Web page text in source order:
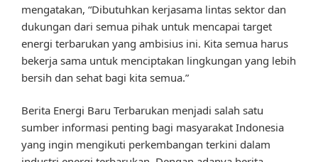
mengatakan, “Dibutuhkan kerjasama lintas sektor dan
dukungan dari semua pihak untuk mencapai target
energi terbarukan yang ambisius ini. Kita semua harus
bekerja sama untuk menciptakan lingkungan yang lebih
bersih dan sehat bagi kita semua.”
Berita Energi Baru Terbarukan menjadi salah satu
sumber informasi penting bagi masyarakat Indonesia
yang ingin mengikuti perkembangan terkini dalam